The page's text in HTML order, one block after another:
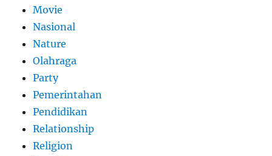
Movie
Nasional
Nature
Olahraga
Party
Pemerintahan
Pendidikan
Relationship
Religion